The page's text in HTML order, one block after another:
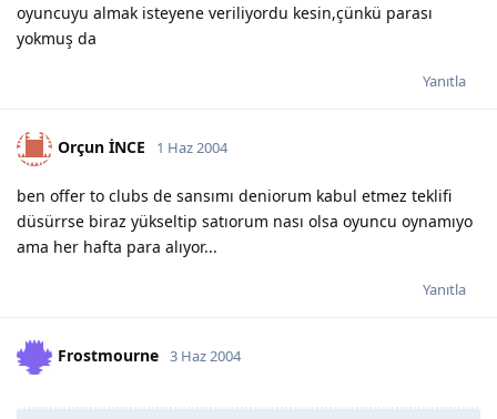
oyuncuyu almak isteyene veriliyordu kesin,çünkü parası
yokmuş da
Yanıtla
Orçun İNCE 1 Haz 2004
ben offer to clubs de sansımı deniorum kabul etmez teklifi
düsürrse biraz yükseltip satıorum nası olsa oyuncu oynamıyo
ama her hafta para alıyor...
Yanıtla
Frostmourne 3 Haz 2004